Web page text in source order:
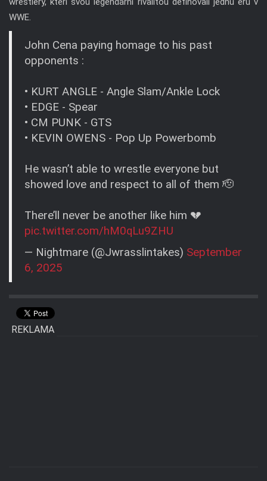
WWE.
John Cena paying homage to his past
opponents :
• KURT ANGLE - Angle Slam/Ankle Lock
• EDGE - Spear
• CM PUNK - GTS
• KEVIN OWENS - Pop Up Powerbomb
He wasn’t able to wrestle everyone but
showed love and respect to all of them 🫡
There’ll never be another like him 💔
pic.twitter.com/hM0qLu9ZHU
— Nightmare (@Jwrasslintakes) September
6, 2025
REKLAMA